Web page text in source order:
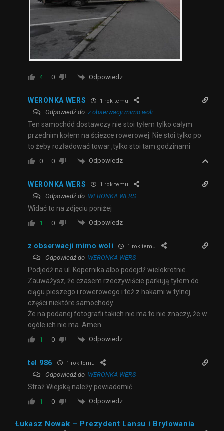
4 0 Odpowiedz
WERONKA WERS 1 rok temu
Odpowiedź do z obserwacji mimo woli
Ten samochód dostawczy nie stoi tyłem tylko całym
przednim kołem na ścieżce rowerowej. Nie stoi tylko po
to żeby rozładować towar ,tylko stoi tam godzinami
0 0 Odpowiedz
WERONKA WERS 1 rok temu
Odpowiedź do WERONKA WERS
Widać to na zdjęciu poniżej
1 0 Odpowiedz
z obserwacji mimo woli 1 rok temu
Odpowiedź do WERONKA WERS
Podjedź na ul. Kopernika albo podejdź wielokrotnie.
Zauważysz, że czasem rzeczywiście parkują tyłem do
ciągu pieszego i rowerowego i też z hakami w tylnej
części niektóre samochody.
Że na podanej fotografii takich nie ma to nie znaczy, że w
ogóle ich nie ma. Amen
1 0 Odpowiedz
tel 986 1 rok temu
Odpowiedź do WERONKA WERS
Straż Wiejską należy powiadomić.
1 0 Odpowiedz
Łukasz Nowak – Prezydent Lansu i Brylowania